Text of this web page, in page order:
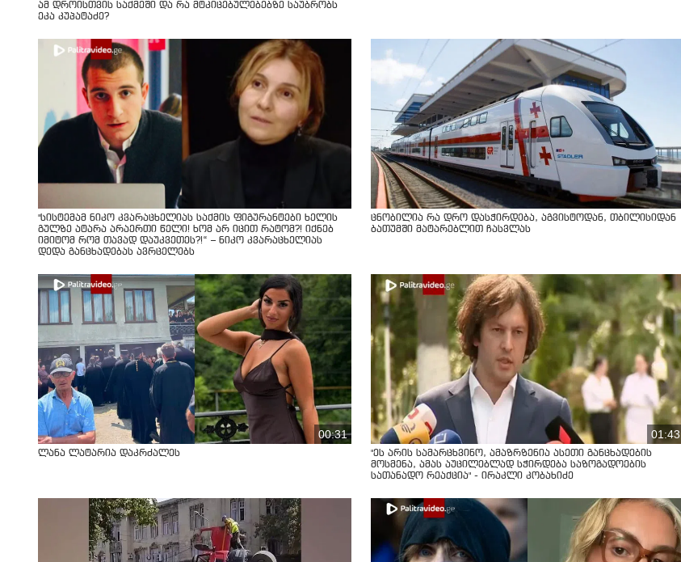
ამ დროისთვის საქმეში და რა მტკიცებულებებზე საუბრობს
ეკა კუპატაძე?
"სისტემამ ნიკო კვარაცხელიას საქმის ფიგურანტები ხელის
გულზე ატარა არაერთი წელი! ხომ არ იცით რატომ?! იქნებ
იმიტომ რომ თავად დაუკვეთეს?!“ – ნიკო კვარაცხელიას
დედა განცხადებას ავრცელებს
ცნობილია რა დრო დასჭირდება, აგვისტოდან, თბილისიდან
ბათუმში მატარებლით ჩასვლას
00:31
ლანა ლატარია დაკრძალეს
01:43
"ეს არის სამარცხვინო, ამაზრზენია ასეთი განცხადების
მოსმენა, ამას აუცილებლად სჭირდება საზოგადოების
სათანადო რეაქცია" - ირაკლი კობახიძე